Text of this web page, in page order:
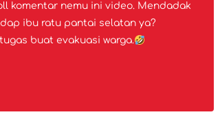
komentar nemu ini video. Mendadak
ibu ratu pantai selatan ya?
buat evakuasi warga.